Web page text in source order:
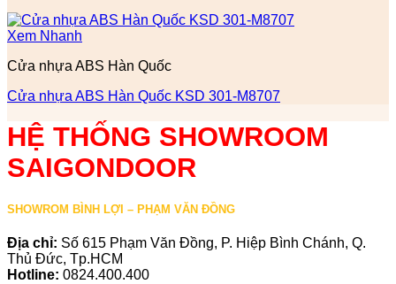
Xem Nhanh
Cửa nhựa ABS Hàn Quốc
Cửa nhựa ABS Hàn Quốc KSD 301-M8707
HỆ THỐNG SHOWROOM
SAIGONDOOR
SHOWROM BÌNH LỢI – PHẠM VĂN ĐỒNG
Địa chỉ: Số 615 Phạm Văn Đồng, P. Hiệp Bình Chánh, Q.
Thủ Đức, Tp.HCM
Hotline: 0824.400.400